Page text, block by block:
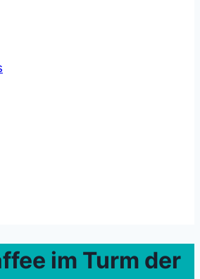
im Turm der